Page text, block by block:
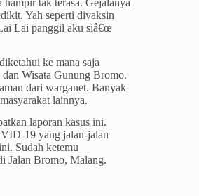
tak terasa. Gejalanya
Yah seperti divaksin
Lai panggil aku siâ€œ
ke mana saja
dan Wisata Gunung Bromo.
dari warganet. Banyak
lainnya.
laporan kasus ini.
19 yang jalan-jalan
Sudah ketemu
Jalan Bromo, Malang.